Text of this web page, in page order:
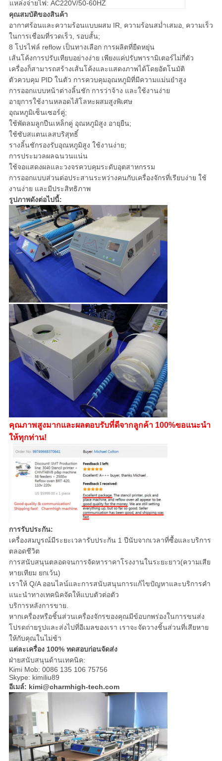
แหล่งจ่ายไฟ: AC220V/50-60HZ
คุณสมบัติของสินค้า
อากาศร้อนและความร้อนแบบผสม IR, ความร้อนสม่ำเสมอ, ความเร็ว
ในการเชื่อมที่รวดเร็ว, รอบสั้น;
8 โปรไฟล์ reflow เป็นทางเลือก การผลิตที่ยืดหยุ่น
เส้นโค้งการปรับเทียบอย่างง่าย เพียงแค่ปรับพารามิเตอร์ไม่กี่ตัว
เครื่องก็สามารถสร้างเส้นโค้งและแสดงภาพได้โดยอัตโนมัติ
ตัวควบคุม PID ในตัว การควบคุมอุณหภูมิที่มีความแม่นยำสูง
การออกแบบหน้าต่างลิ้นชัก การว่าจ้าง และใช้งานง่าย
อายุการใช้งานหลอดไส้โลหะผสมสูงพิเศษ
อุณหภูมิเซ็นเซอร์คู่;
ใช้พัดลมลูกปืนเหล็กคู่ อุณหภูมิสูง อายุยืน;
ใช้ซับสแตนเลสบริสุทธิ์
รางลิ้นชักรองรับอุณหภูมิสูง ใช้งานง่าย;
การประมวลผลฉนวนแน่น
ใช้จอแสดงผลและวงจรควบคุมระดับอุตสาหกรรม
การออกแบบส่วนต่อประสานระหว่างคนกับเครื่องจักรที่เรียบง่าย ใช้
งานง่าย และมีประสิทธิภาพ
รูปภาพดังต่อไปนี้:
คุณภาพสูงมากและผลตอบรับที่ดีจากลูกค้า 100%ขอแนะนำ
ให้ทุกท่าน!
การรับประกัน:
เครื่องสมบูรณ์มีระยะเวลารับประกัน 1 ปีนับจากเวลาที่ซื้อและบริการ
ตลอดชีวิต
การสนับสนุนตลอดจนการจัดหาราคาโรงงานในระยะยาว(ความเสีย
หายเทียม ยกเว้น)
เราให้ Q/A ออนไลน์และการสนับสนุนการแก้ไขปัญหาและบริการคำ
แนะนำทางเทคนิคจัดให้แบบตัวต่อตัว
บริการหลังการขาย.
หากเครื่องหรือชิ้นส่วนเครื่องจักรของคุณมีข้อบกพร่องในการขนส่ง
โปรดถ่ายรูปและส่งไปที่อีเมลของเรา เราจะจัดวางชิ้นส่วนที่เสียหาย
ให้กับคุณในไม่ช้า
แต่ละเครื่อง 100% ทดสอบก่อนจัดส่ง
ฝ่ายสนับสนุนด้านเทคนิค:
Kimi Mob: 0086 135 106 75756
Skype: kimiliu89
อีเมล์: kimi@charmhigh-tech.com